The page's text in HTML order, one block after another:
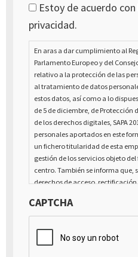
Estoy de acuerdo
privacidad.
En aras a dar cumplimiento al
Parlamento Europeo y del
relativo a la protección de las
al tratamiento de datos
estos datos, así como a lo
de 5 de diciembre, de Protección
de los derechos digitales, SAPA
personales aportados en este
un fichero titularidad de esta
gestión de los servicios objeto
centro. También se informa que,
derechos de acceso,
de carácter personal, así como a
prestado para el tratamiento de
dirigido a la dirección Calle Italia
Alicante - España
CAPTCHA